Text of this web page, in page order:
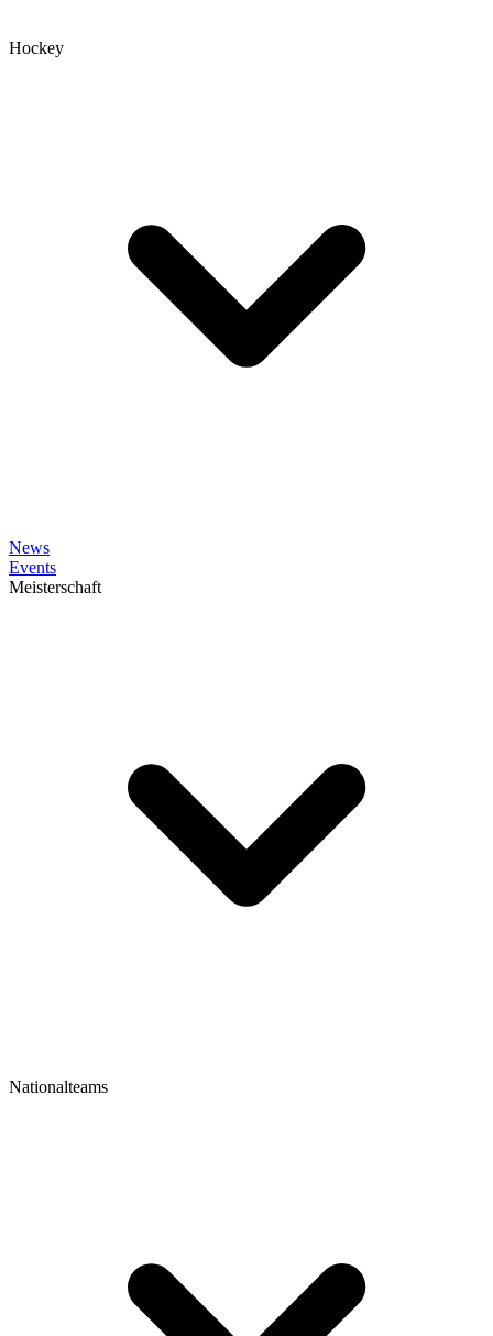
Hockey
News
Events
Meisterschaft
Nationalteams